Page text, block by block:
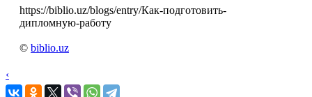
https://biblio.uz/blogs/entry/Как-подготовить-
дипломную-работу
© biblio.uz
‹
›